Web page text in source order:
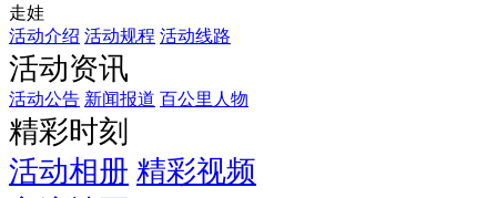
走娃
活动介绍 活动规程 活动线路
活动资讯
活动公告 新闻报道 百公里人物
精彩时刻
活动相册 精彩视频